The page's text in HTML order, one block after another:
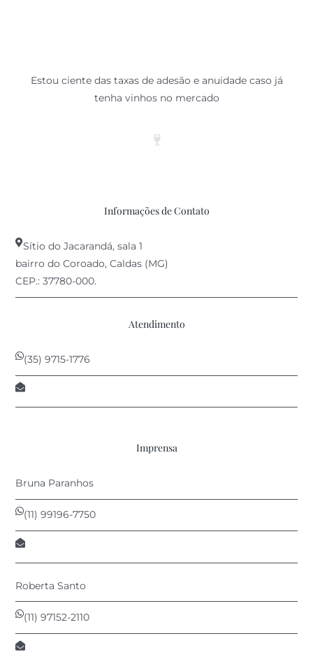
Estou ciente das taxas de adesão e anuidade caso já
tenha vinhos no mercado
Informações de Contato
Sítio do Jacarandá, sala 1
bairro do Coroado, Caldas (MG)
CEP.: 37780-000.
Atendimento
(35) 9715-1776
Imprensa
Bruna Paranhos
(11) 99196-7750
Roberta Santo
(11) 97152-2110